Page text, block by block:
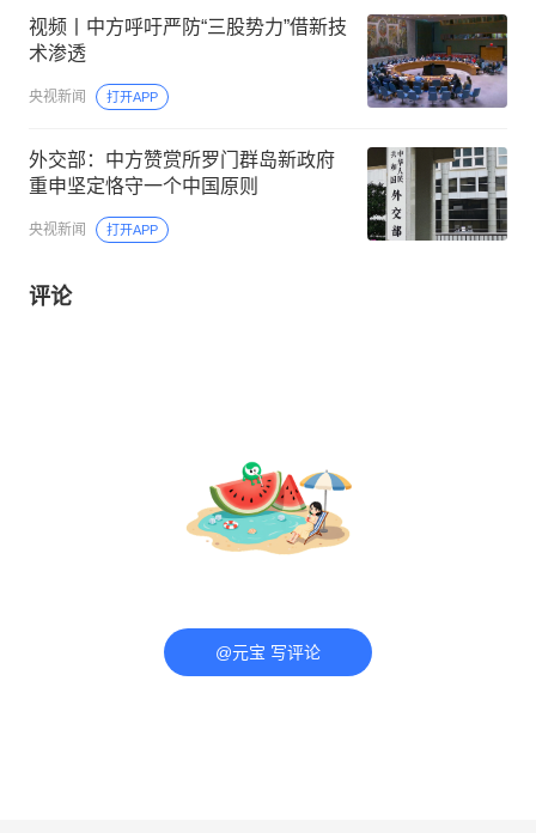
视频丨中方呼吁严防“三股势力”借新技
术渗透
央视新闻 打开APP
外交部：中方赞赏所罗门群岛新政府
重申坚定恪守一个中国原则
央视新闻 打开APP
评论
@元宝 写评论